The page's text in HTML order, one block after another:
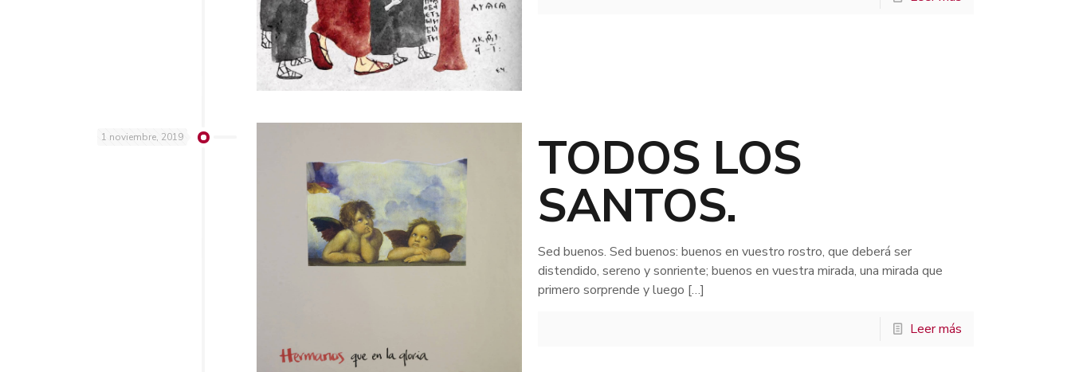
1 noviembre, 2019 TODOS LOS
SANTOS.
Sed buenos. Sed buenos: buenos en vuestro rostro, que deberá ser
distendido, sereno y sonriente; buenos en vuestra mirada, una mirada que
primero sorprende y luego […]
Leer más